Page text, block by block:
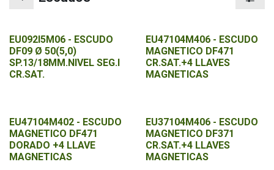
EU092I5M06 - ESCUDO
DF09 Ø 50(5,0)
SP.13/18MM.NIVEL SEG.I
CR.SAT.
EU47104M406 - ESCUDO
MAGNETICO DF471
CR.SAT.+4 LLAVES
MAGNETICAS
EU47104M402 - ESCUDO
MAGNETICO DF471
DORADO +4 LLAVE
MAGNETICAS
EU37104M406 - ESCUDO
MAGNETICO DF371
CR.SAT.+4 LLAVES
MAGNETICAS